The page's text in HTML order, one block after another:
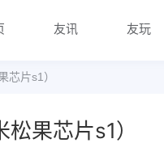
友讯 友玩
芯片s1）
果芯片s1）